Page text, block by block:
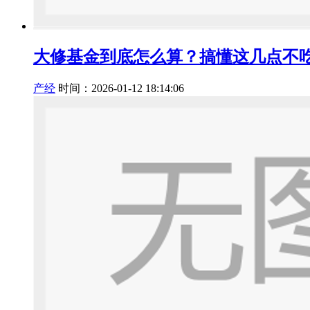
大修基金到底怎么算？搞懂这几点不
产经 时间：2026-01-12 18:14:06